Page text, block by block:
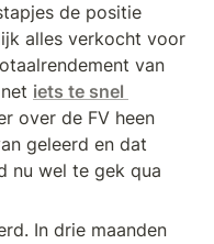
de positie
alles verkocht voor
van
iets te snel
over de FV heen
geleerd en dat
nu wel te gek qua
In drie maanden